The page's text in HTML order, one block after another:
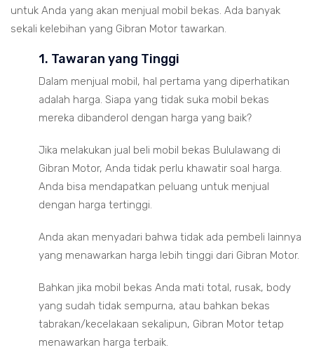
untuk Anda yang akan menjual mobil bekas. Ada banyak
sekali kelebihan yang Gibran Motor tawarkan.
1. Tawaran yang Tinggi
Dalam menjual mobil, hal pertama yang diperhatikan
adalah harga. Siapa yang tidak suka mobil bekas
mereka dibanderol dengan harga yang baik?
Jika melakukan jual beli mobil bekas Bululawang di
Gibran Motor, Anda tidak perlu khawatir soal harga.
Anda bisa mendapatkan peluang untuk menjual
dengan harga tertinggi.
Anda akan menyadari bahwa tidak ada pembeli lainnya
yang menawarkan harga lebih tinggi dari Gibran Motor.
Bahkan jika mobil bekas Anda mati total, rusak, body
yang sudah tidak sempurna, atau bahkan bekas
tabrakan/kecelakaan sekalipun, Gibran Motor tetap
menawarkan harga terbaik.